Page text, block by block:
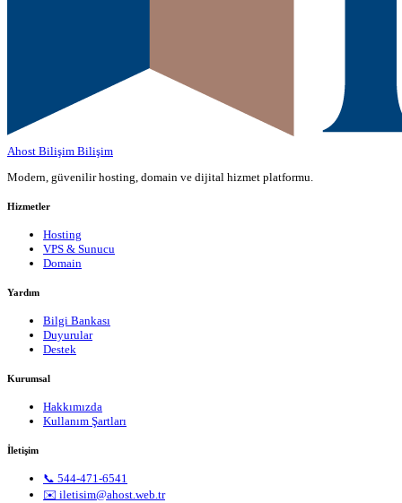
Ahost Bilişim Bilişim
Modern, güvenilir hosting, domain ve dijital hizmet platformu.
Hizmetler
Hosting
VPS & Sunucu
Domain
Yardım
Bilgi Bankası
Duyurular
Destek
Kurumsal
Hakkımızda
Kullanım Şartları
İletişim
📞 544-471-6541
✉️ iletisim@ahost.web.tr